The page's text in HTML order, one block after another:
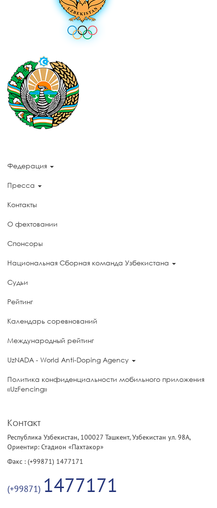
Федерация
Пресса
Контакты
О фехтовании
Спонсоры
Национальная Сборная команда Узбекистана
Судьи
Рейтинг
Календарь соревнований
Международный рейтинг
UzNADA - World Anti-Doping Agency
Политика конфиденциальности мобильного приложения
«UzFencing»
Контакт
Республика Узбекистан, 100027 Ташкент, Узбекистан ул. 98А,
Ориентир: Стадион «Пахтакор»
Факс : (+99871) 1477171
(+99871) 1477171